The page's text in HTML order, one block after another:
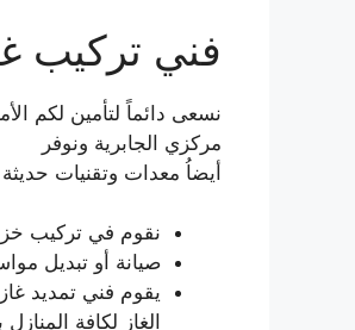
فني تركيب
نسعى دائماً لتأمين لكم
مركزي الجابرية ونوفر
أيضاُ معدات وتقنيات
نقوم في تركيب
صيانة أو تبديل
يقوم فني تمديد
الغاز لكافة